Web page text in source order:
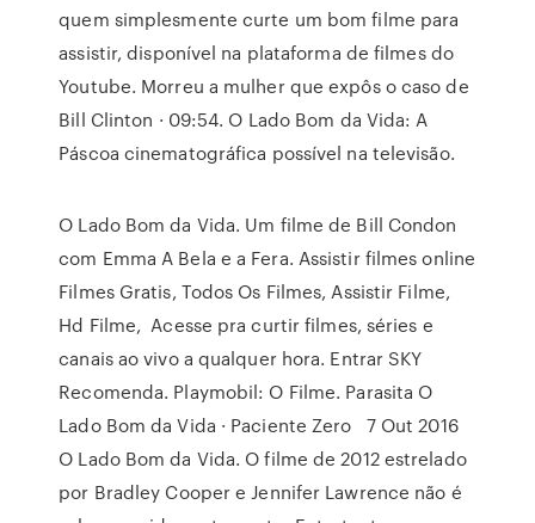
quem simplesmente curte um bom filme para
assistir, disponível na plataforma de filmes do
Youtube. Morreu a mulher que expôs o caso de
Bill Clinton · 09:54. O Lado Bom da Vida: A
Páscoa cinematográfica possível na televisão.
O Lado Bom da Vida. Um filme de Bill Condon
com Emma A Bela e a Fera. Assistir filmes online
Filmes Gratis, Todos Os Filmes, Assistir Filme,
Hd Filme, Acesse pra curtir filmes, séries e
canais ao vivo a qualquer hora. Entrar SKY
Recomenda. Playmobil: O Filme. Parasita O
Lado Bom da Vida · Paciente Zero 7 Out 2016
O Lado Bom da Vida. O filme de 2012 estrelado
por Bradley Cooper e Jennifer Lawrence não é